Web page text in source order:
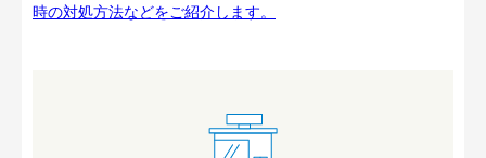
時の対処方法などをご紹介します。